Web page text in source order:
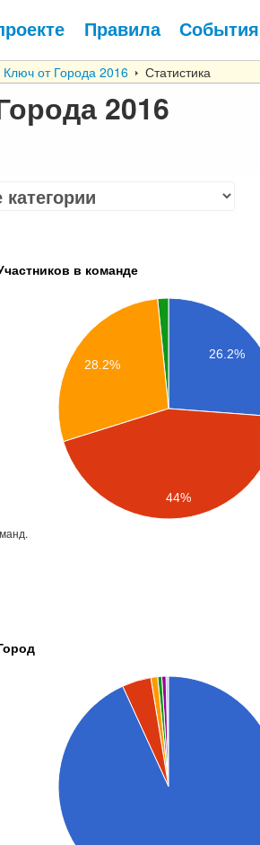
Правила События
Ключ от Города 2016 Статистика
2016
в команде
26.2%
28.2%
44%